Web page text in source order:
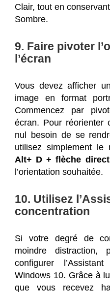
Clair, tout en
Sombre.
9. Faire pivoter
l’écran
Vous devez afficher
image en format
Commencez par
écran. Pour réorienter
nul besoin de se
utilisez simplement le
Alt+ D + flèche
l’orientation souhaitée.
10. Utilisez
concentration
Si votre degré de
moindre distraction,
configurer
Windows 10. Grâce à
que vous recevez